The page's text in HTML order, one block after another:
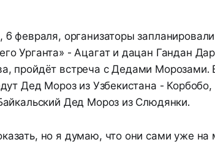
февраля, организаторы запланировали
Урганта» - Ацагат и дацан Гандан
пройдёт встреча с Дедами Морозами.
Дед Мороз из Узбекистана -
Дед Мороз из Слюдянки.
но я думаю, что они сами уже на